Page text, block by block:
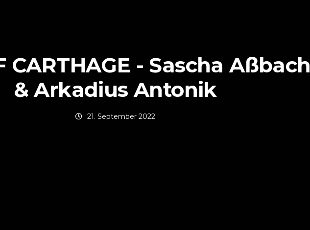
CARTHAGE - Sascha Aßbach
& Arkadius Antonik
21. September 2022